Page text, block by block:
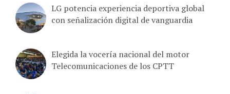
LG potencia experiencia deportiva global
con señalización digital de vanguardia
Elegida la vocería nacional del motor
Telecomunicaciones de los CPTT